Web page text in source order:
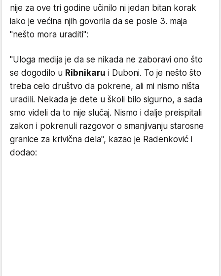
nije za ove tri godine učinilo ni jedan bitan korak
iako je većina njih govorila da se posle 3. maja
"nešto mora uraditi":
"Uloga medija je da se nikada ne zaboravi ono što
se dogodilo u Ribnikaru i Duboni. To je nešto što
treba celo društvo da pokrene, ali mi nismo ništa
uradili. Nekada je dete u školi bilo sigurno, a sada
smo videli da to nije slučaj. Nismo i dalje preispitali
zakon i pokrenuli razgovor o smanjivanju starosne
granice za krivična dela", kazao je Radenković i
dodao: